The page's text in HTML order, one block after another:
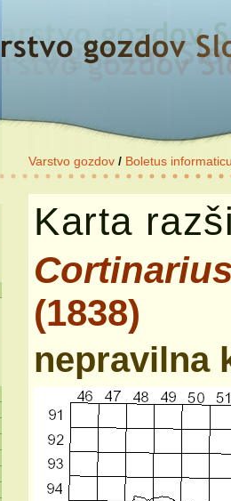
Varstvo gozdov / Boletus
Karta
(1838)
nepravilna